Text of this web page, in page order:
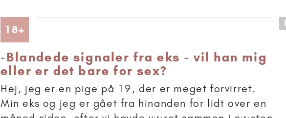
18+
-Blandede signaler fra eks - vil han mig
eller er det bare for sex?
Hej, jeg er en pige på 19, der er meget forvirret.
Min eks og jeg er gået fra hinanden for lidt over en